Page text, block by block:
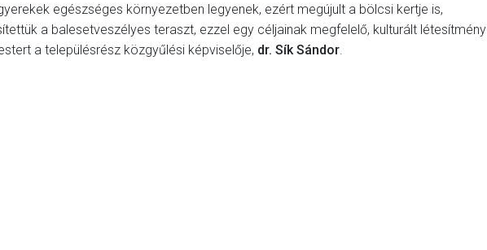
egészséges környezetben legyenek, ezért megújult a bölcsi kertje is,
a balesetveszélyes teraszt, ezzel egy céljainak megfelelő, kulturált létesítmény
a településrész közgyűlési képviselője, dr. Sík Sándor